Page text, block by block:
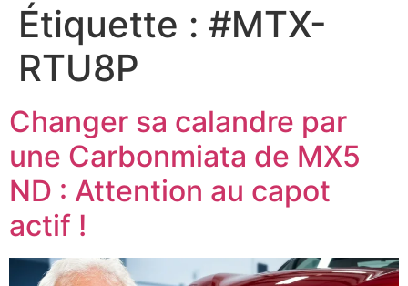
Étiquette : #MTX-
RTU8P
Changer sa calandre par
une Carbonmiata de MX5
ND : Attention au capot
actif !